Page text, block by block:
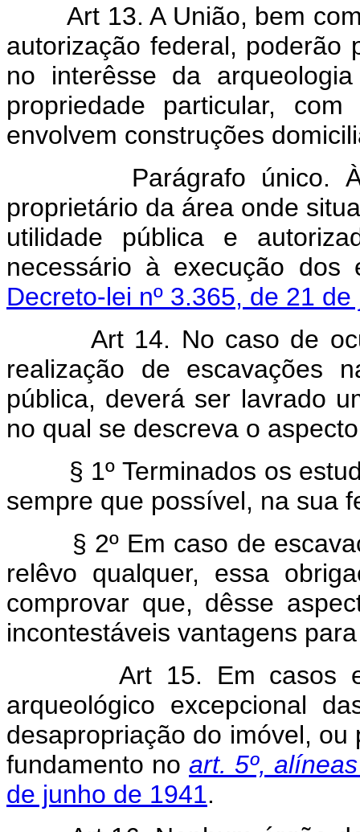
Art 13. A União, bem
autorização federal, poderão
no interêsse da
propriedade particular,
envolvem construções
Parágrafo único. À
proprietário da área onde
utilidade pública e
necessário à execução
Decreto-lei nº 3.365, de 21
Art 14. No caso de
realização de escavações
pública, deverá ser lavrado
no qual se descreva o
§ 1º Terminados os
sempre que possível, na sua
§ 2º Em caso de
relêvo qualquer, essa
comprovar que, dêsse
incontestáveis vantagens
Art 15. Em casos
arqueológico excepcional
desapropriação do imóvel,
fundamento no art. 5º,
de junho de 1941.